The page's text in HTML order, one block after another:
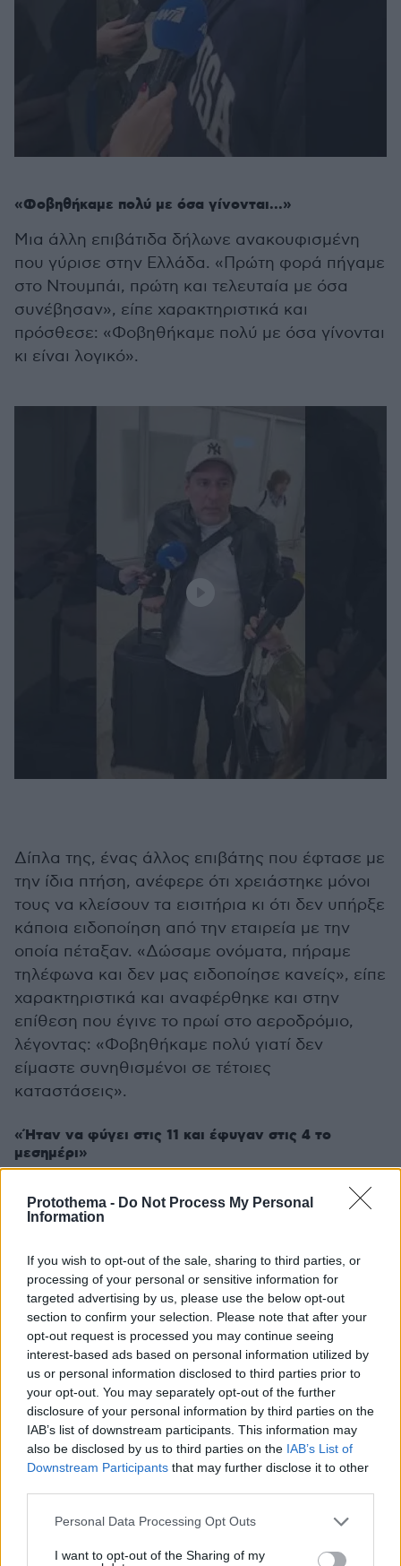
Protothema - Do Not Process My Personal
Information
If you wish to opt-out of the sale, sharing to third parties, or
processing of your personal or sensitive information for
targeted advertising by us, please use the below opt-out
section to confirm your selection. Please note that after your
opt-out request is processed you may continue seeing
interest-based ads based on personal information utilized by
us or personal information disclosed to third parties prior to
your opt-out. You may separately opt-out of the further
disclosure of your personal information by third parties on the
IAB’s list of downstream participants. This information may
also be disclosed by us to third parties on the IAB’s List of
Downstream Participants that may further disclose it to other
Please note that this website/app uses one or more Google
not limited to your visit or usage behaviour. You may click to
Personal Data Processing Opt Outs
I want to opt-out of the Sharing of my
«Φοβηθήκαμε πολύ με όσα γίνονται...»
Μια άλλη επιβάτιδα δήλωνε ανακουφισμένη
που γύρισε στην Ελλάδα. «Πρώτη φορά πήγαμε
στο Ντουμπάι, πρώτη και τελευταία με όσα
συνέβησαν», είπε χαρακτηριστικά και
πρόσθεσε: «Φοβηθήκαμε πολύ με όσα γίνονται
κι είναι λογικό».
Δίπλα της, ένας άλλος επιβάτης που έφτασε με
την ίδια πτήση, ανέφερε ότι χρειάστηκε μόνοι
τους να κλείσουν τα εισιτήρια κι ότι δεν υπήρξε
κάποια ειδοποίηση από την εταιρεία με την
οποία πέταξαν. «Δώσαμε ονόματα, πήραμε
τηλέφωνα και δεν μας ειδοποίησε κανείς», είπε
χαρακτηριστικά και αναφέρθηκε και στην
επίθεση που έγινε το πρωί στο αεροδρόμιο,
λέγοντας: «Φοβηθήκαμε πολύ γιατί δεν
είμαστε συνηθισμένοι σε τέτοιες
καταστάσεις».
«Ήταν να φύγει στις 11 και έφυγαν στις 4 το
μεσημέρι»
«Ήταν να φύγει 11 το πρωί και τελικά έφυγαν
στις 4 το μεσημέρι, υπήρχε ανησυχία γιατί
ήταν αν θα έφευγε ή όχι η πτήση. Δεν θα
έλεγα ότι είναι 100% καλά από ψυχολογική
κατάσταση λόγω των συνθηκών», ανέφερε
συγγενής επαναπατρισθέντων λίγο πριν φτάσει
η πτήση από το Ντουμπάι.